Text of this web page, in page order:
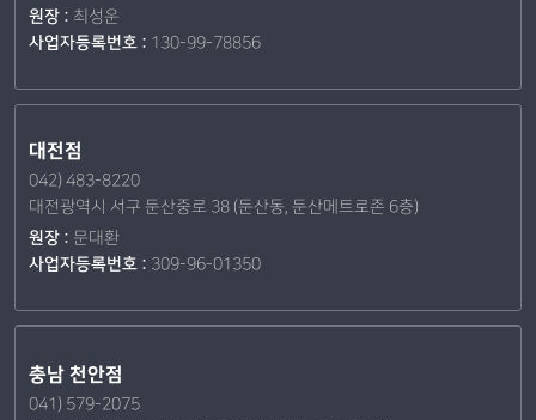
원장 : 최성운
사업자등록번호 : 130-99-78856
대전점
042) 483-8220
대전광역시 서구 둔산중로 38 (둔산동, 둔산메트로존 6층)
원장 : 문대환
사업자등록번호 : 309-96-01350
충남 천안점
041) 579-2075